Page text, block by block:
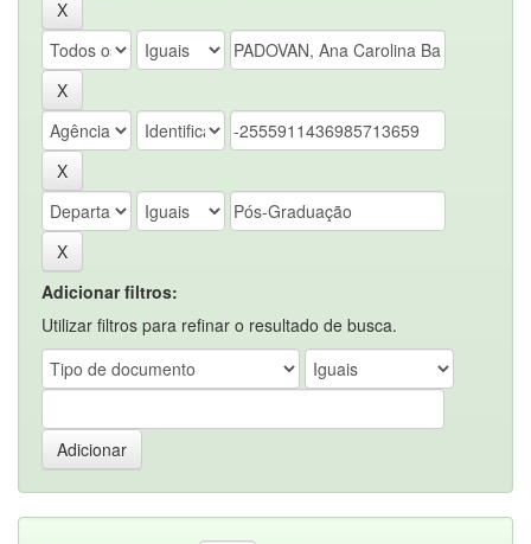
Adicionar filtros:
Utilizar filtros para refinar o resultado de busca.